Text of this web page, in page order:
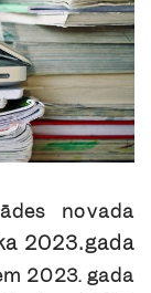
novada
2023.gada
2023. gada